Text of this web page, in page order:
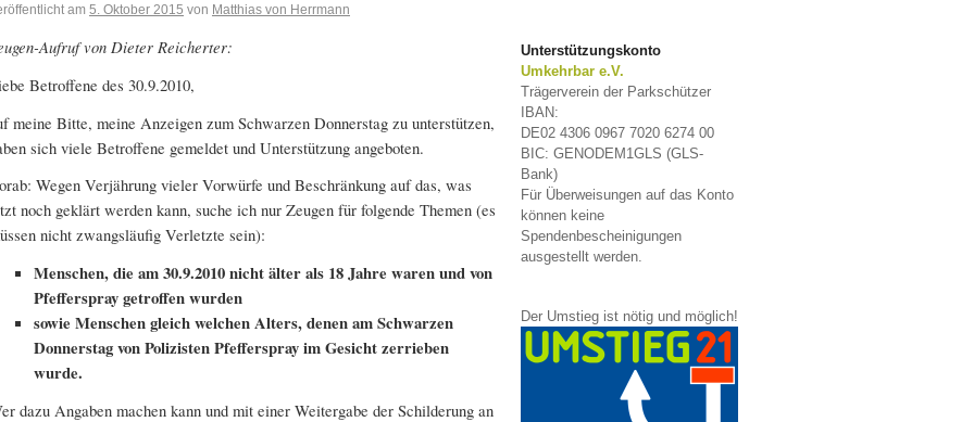
am 5. Oktober 2015 von Matthias von Herrmann
Aufruf von Dieter Reicherter:
Betroffene des 30.9.2010,
meine Bitte, meine Anzeigen zum Schwarzen Donnerstag zu unterstützen,
sich viele Betroffene gemeldet und Unterstützung angeboten.
Wegen Verjährung vieler Vorwürfe und Beschränkung auf das, was
noch geklärt werden kann, suche ich nur Zeugen für folgende Themen (es
nicht zwangsläufig Verletzte sein):
Menschen, die am 30.9.2010 nicht älter als 18 Jahre waren und von
Pfefferspray getroffen wurden
sowie Menschen gleich welchen Alters, denen am Schwarzen
Donnerstag von Polizisten Pfefferspray im Gesicht zerrieben
wurde.
dazu Angaben machen kann und mit einer Weitergabe der Schilderung an
Unterstützungskonto
Umkehrbar e.V.
Trägerverein der Parkschützer
IBAN:
DE02 4306 0967 7020 6274 00
BIC: GENODEM1GLS (GLS-
Bank)
Für Überweisungen auf das Konto
können keine
Spendenbescheinigungen
ausgestellt werden.
Der Umstieg ist nötig und möglich!